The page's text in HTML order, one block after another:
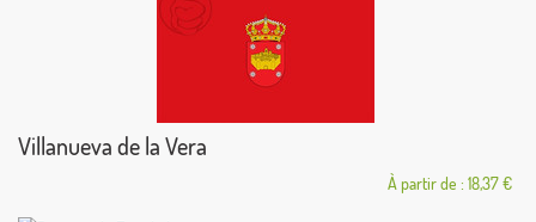
Villanueva de la Vera
À partir de : 18,37 €